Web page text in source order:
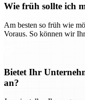
Wie früh sollte ich
Am besten so früh wie
Voraus. So können wir
Bietet Ihr
an?